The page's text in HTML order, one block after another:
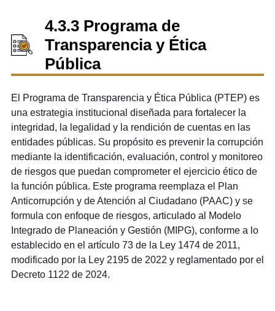
4.3.3 Programa de
Transparencia y Ética
Pública
El Programa de Transparencia y Ética Pública (PTEP) es
una estrategia institucional diseñada para fortalecer la
integridad, la legalidad y la rendición de cuentas en las
entidades públicas. Su propósito es prevenir la corrupción
mediante la identificación, evaluación, control y monitoreo
de riesgos que puedan comprometer el ejercicio ético de
la función pública. Este programa reemplaza el Plan
Anticorrupción y de Atención al Ciudadano (PAAC) y se
formula con enfoque de riesgos, articulado al Modelo
Integrado de Planeación y Gestión (MIPG), conforme a lo
establecido en el artículo 73 de la Ley 1474 de 2011,
modificado por la Ley 2195 de 2022 y reglamentado por el
Decreto 1122 de 2024.